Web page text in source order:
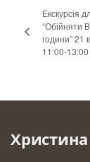
Екскурсія
“Обійняти
години” 21
11:00-13:00